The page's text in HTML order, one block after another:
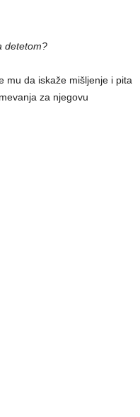
detetom?
mu da iskaže mišljenje i pita
za njegovu